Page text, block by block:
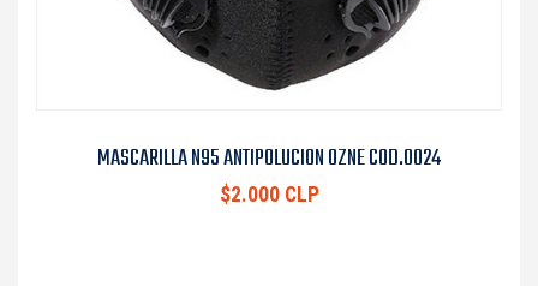
MASCARILLA N95 ANTIPOLUCION OZNE COD.0024
$2.000 CLP